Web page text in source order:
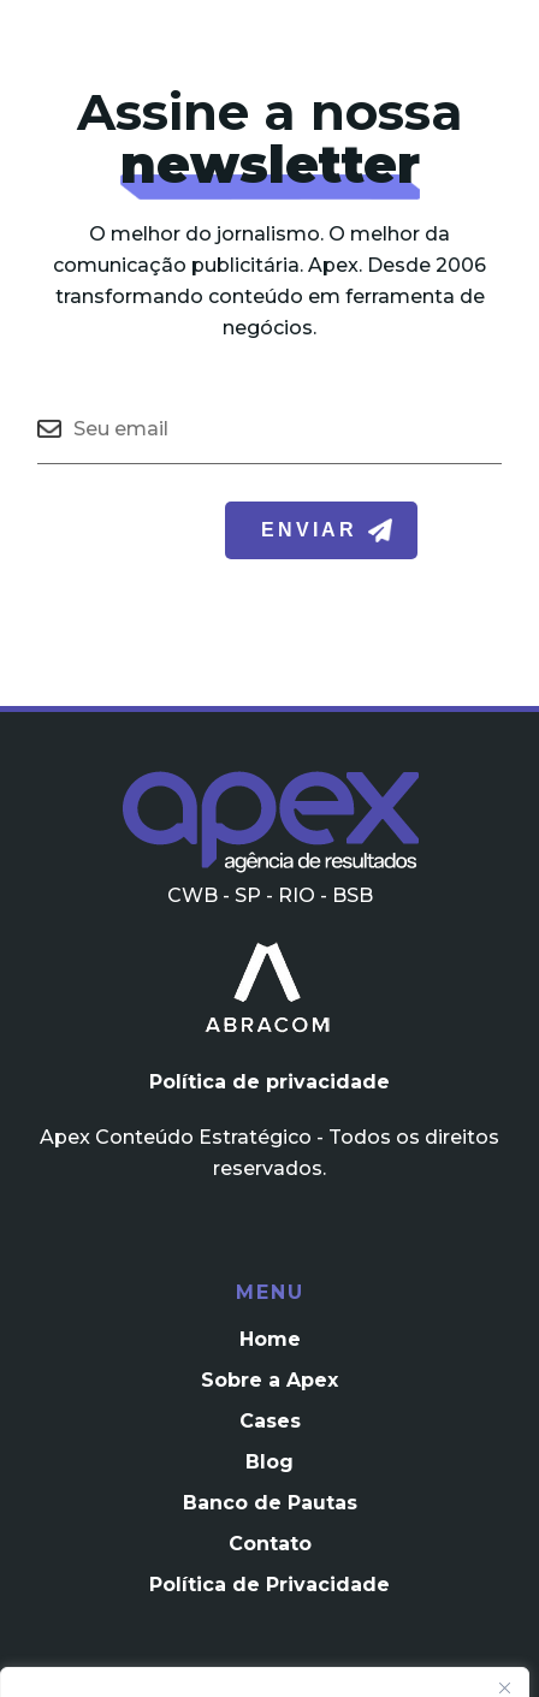
Assine a nossa
newsletter
O melhor do jornalismo. O melhor da
comunicação publicitária. Apex. Desde 2006
transformando conteúdo em ferramenta de
negócios.
CWB - SP - RIO - BSB
Política de privacidade
Apex Conteúdo Estratégico - Todos os direitos
reservados.
MENU
Home
Sobre a Apex
Cases
Blog
Banco de Pautas
Contato
Política de Privacidade